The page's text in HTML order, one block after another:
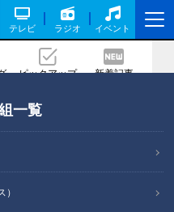
テレビ ラジオ イベント
ピックアップ 新着記事
一覧
取材！おすすめ